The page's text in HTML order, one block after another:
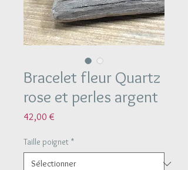
Bracelet fleur Quartz
rose et perles argent
42,00 €
Taille poignet *